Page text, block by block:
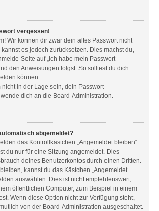
vergessen!
Wir können dir zwar dein altes Passwort nicht
es jedoch zurücksetzen. Dies machst du,
Seite auf „Ich habe mein Passwort
den Anweisungen folgst. So solltest du dich
können.
nicht in der Lage sein, dein Passwort
dich an die Board-Administration.
abgemeldet?
das Kontrollkästchen „Angemeldet bleiben“
du nur für eine Sitzung angemeldet. Dies
deines Benutzerkontos durch einen Dritten.
kannst du das Kästchen „Angemeldet
auswählen. Dies ist nicht empfehlenswert,
öffentlichen Computer, zum Beispiel in einem
Wenn diese Option nicht zur Verfügung steht,
von der Board-Administration ausgeschaltet.